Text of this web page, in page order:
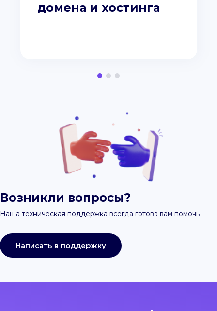
домена и хостинга
Возникли вопросы?
Наша техническая поддержка всегда готова вам помочь
Написать в поддержку